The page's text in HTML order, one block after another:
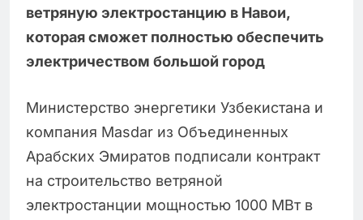
ветряную электростанцию в Навои,
которая сможет полностью обеспечить
электричеством большой город
Министерство энергетики Узбекистана и
компания Masdar из Объединенных
Арабских Эмиратов подписали контракт
на строительство ветряной
электростанции мощностью 1000 МВт в